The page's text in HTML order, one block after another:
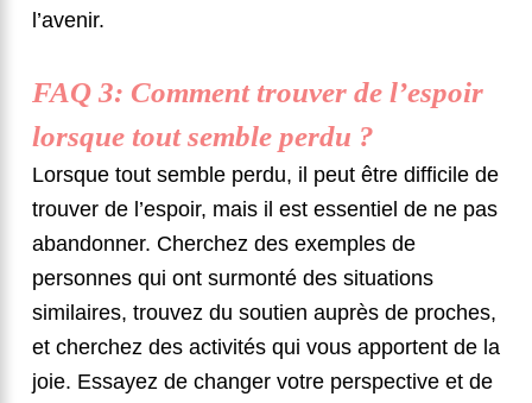
l’avenir.
FAQ 3: Comment trouver de l’espoir
lorsque tout semble perdu ?
Lorsque tout semble perdu, il peut être difficile de
trouver de l’espoir, mais il est essentiel de ne pas
abandonner. Cherchez des exemples de
personnes qui ont surmonté des situations
similaires, trouvez du soutien auprès de proches,
et cherchez des activités qui vous apportent de la
joie. Essayez de changer votre perspective et de